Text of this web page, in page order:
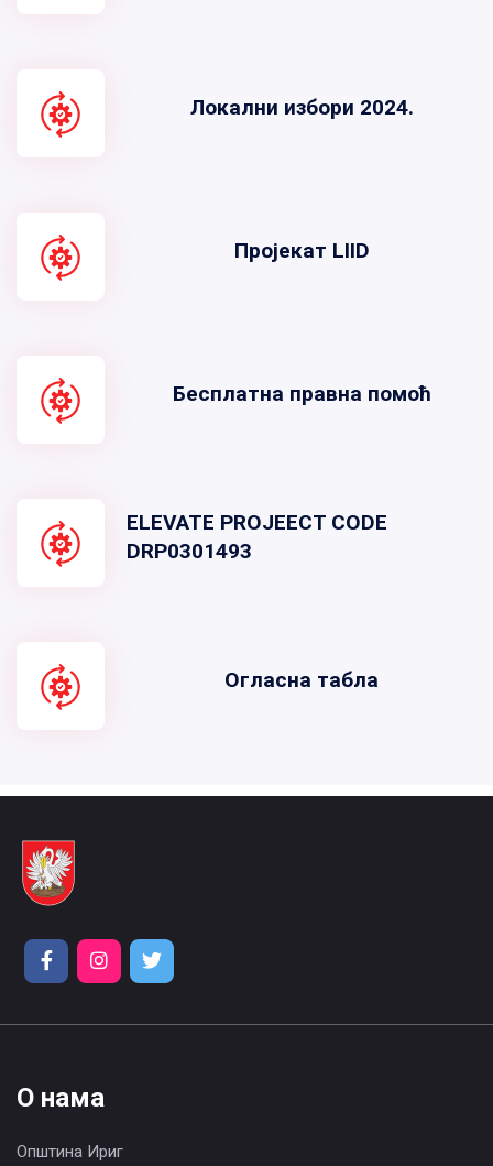
Локални избори 2024.
Пројекат LIID
Бесплатна правна помоћ
ELEVATE PROJEECT CODE
DRP0301493
Огласна табла
О нама
Општина Ириг